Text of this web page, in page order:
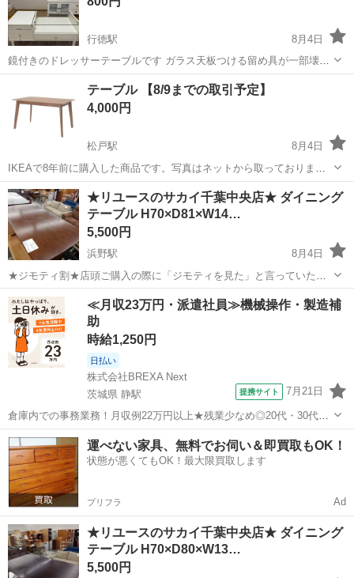
行徳駅
8月4日
鏡付きのドレッサーテーブルです ガラス天板つける留め具が一部壊れ
かけてます 補強等はご自身でお願いいたします
行徳駅 テーブル 天板
テーブル 【8/9までの取引予定】
4,000円
松戸駅
8月4日
IKEAで8年前に購入した商品です。写真はネットから取っておりま
す。今は廃盤になっています。 8年使用していたので使用感あります
が、まだまだ使えます。 長さ140cm 幅85cm高さ76cmです。 4-6人用
です。 椅子はあ...
千葉 松戸市 松戸駅 テーブル
★リユースのサカイ千葉中央店★ ダイニング
テーブル H70×D81×W14…
5,500円
浜野駅
8月4日
★ジモティ割★店頭ご購入の際に「ジモティを見た」と言っていただ
くとジモティ限定価格（掲載価格の10%OFF）でご購入が可能です。
ぜひ店頭にてスタッフまでお伝えくださいませ。 ■引越でおなじみ、
サカイ引越センターのリサイ...
千葉 千葉市 浜野駅 テーブル サカイ
≪月収23万円・派遣社員≫機械操作・製造補
助
時給1,250円
日払い
株式会社BREXA Next
茨城県 静駅
提携サイト 7月21日
倉庫内での事務業務！月収例22万円以上★残業少なめ◎20代・30代・
40代の男女活躍中！空調完備で快適作業★食堂利用可◎マイカー通勤
OK◎無料駐車場完備！《茨城県常陸大宮市》 人気の工場のお仕事 ◇
電子部品製造倉庫内の事務...
茨城 常陸大宮市 静駅 その他
運べない家具、無料でお伺い＆即買取もOK！
状態が悪くてもOK！最大限買取します
プリフラ Ad
★リユースのサカイ千葉中央店★ ダイニング
テーブル H70×D80×W13…
5,500円